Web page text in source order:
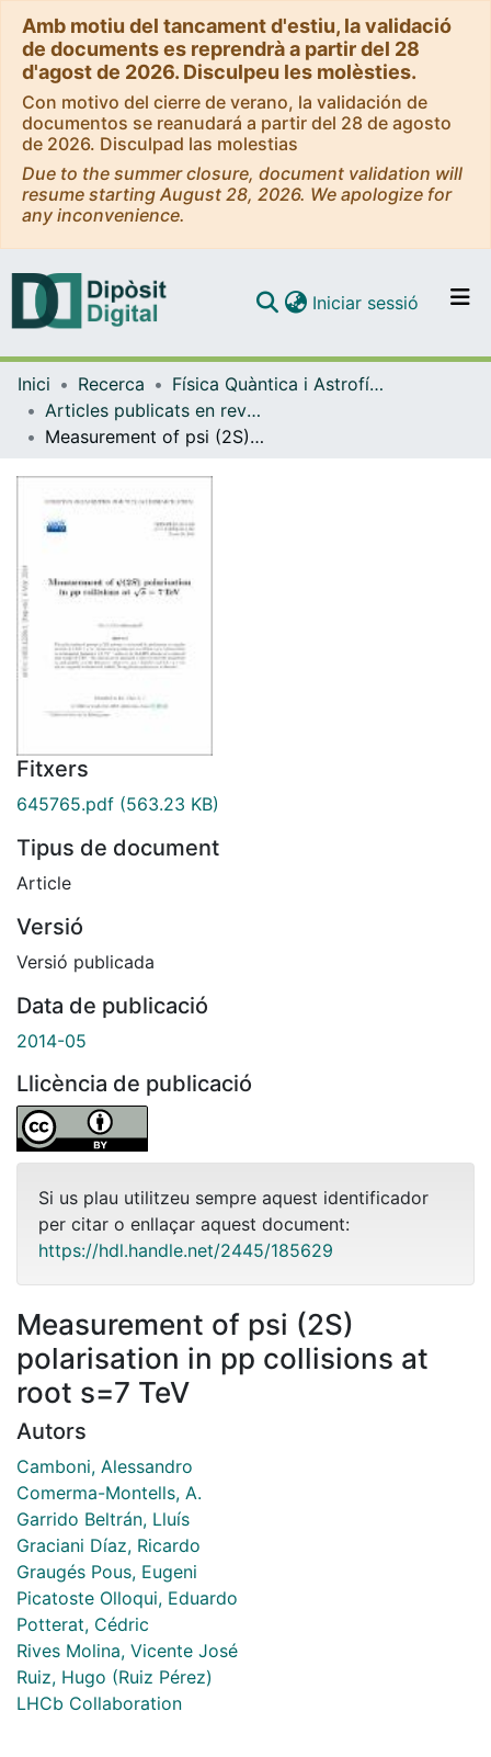
Amb motiu del tancament d'estiu, la validació
de documents es reprendrà a partir del 28
d'agost de 2026. Disculpeu les molèsties.
Con motivo del cierre de verano, la validación de
documentos se reanudará a partir del 28 de agosto
de 2026. Disculpad las molestias
Due to the summer closure, document validation will
resume starting August 28, 2026. We apologize for
any inconvenience.
Navega per tot el DD
Com publicar
Iniciar sessió (current)
Inici Recerca
Física Quàntica i Astrofísica
Articles publicats en revistes (Física Quàntica i Astrofísica)
Measurement of psi (2S) polarisation in pp collisions at root s=7 TeV
Fitxers
645765.pdf (563.23 KB)
Tipus de document
Article
Versió
Versió publicada
Data de publicació
2014-05
Llicència de publicació
Si us plau utilitzeu sempre aquest identificador
per citar o enllaçar aquest document:
https://hdl.handle.net/2445/185629
Measurement of psi (2S)
polarisation in pp collisions at
root s=7 TeV
Autors
Camboni, Alessandro
Comerma-Montells, A.
Garrido Beltrán, Lluís
Graciani Díaz, Ricardo
Graugés Pous, Eugeni
Picatoste Olloqui, Eduardo
Potterat, Cédric
Rives Molina, Vicente José
Ruiz, Hugo (Ruiz Pérez)
LHCb Collaboration